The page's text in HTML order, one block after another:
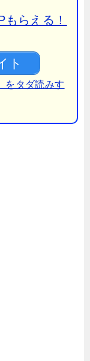
らえる！
ト
をタダ読みす